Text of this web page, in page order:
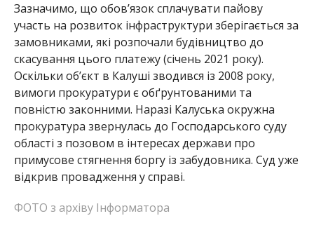
Зазначимо, що обов’язок сплачувати пайову
участь на розвиток інфраструктури зберігається за
замовниками, які розпочали будівництво до
скасування цього платежу (січень 2021 року).
Оскільки об’єкт в Калуші зводився із 2008 року,
вимоги прокуратури є обґрунтованими та
повністю законними. Наразі Калуська окружна
прокуратура звернулась до Господарського суду
області з позовом в інтересах держави про
примусове стягнення боргу із забудовника. Суд уже
відкрив провадження у справі.
ФОТО з архіву Інформатора